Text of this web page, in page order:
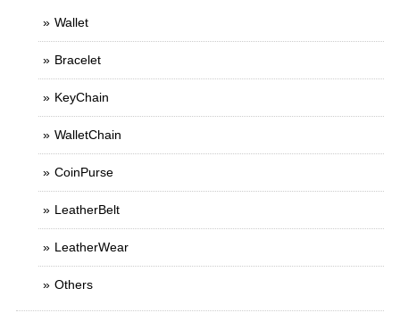
Wallet
Bracelet
KeyChain
WalletChain
CoinPurse
LeatherBelt
LeatherWear
Others